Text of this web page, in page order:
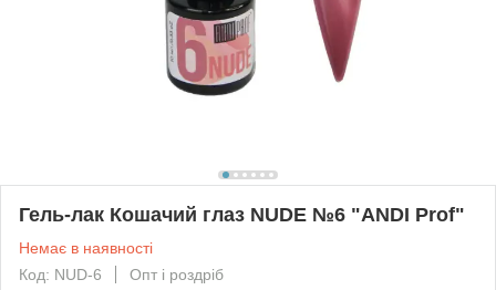
Гель-лак Кошачий глаз NUDE №6 "ANDI Prof"
Немає в наявності
Код: NUD-6
Опт і роздріб